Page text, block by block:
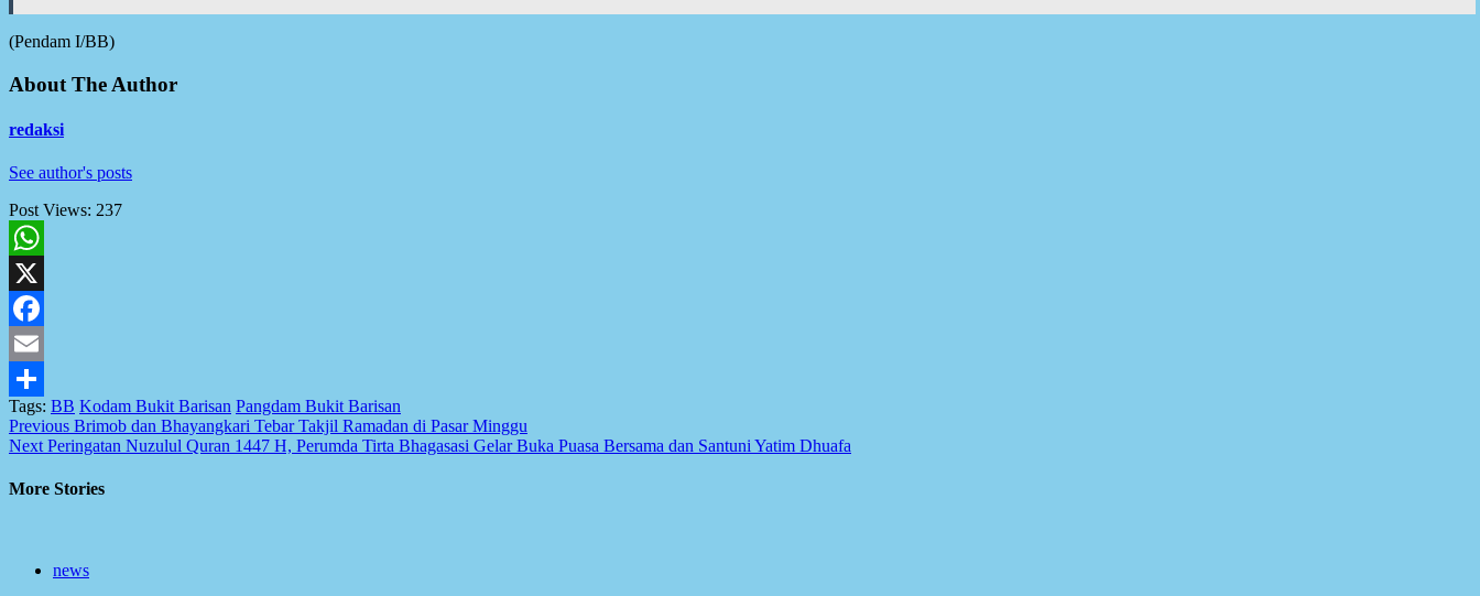
(Pendam I/BB)
About The Author
redaksi
See author's posts
Post Views: 237
WhatsApp
X
Facebook
Email
Share
Tags: BB Kodam Bukit Barisan Pangdam Bukit Barisan
Post
navigation
Previous Brimob dan Bhayangkari Tebar Takjil Ramadan di Pasar Minggu
Next Peringatan Nuzulul Quran 1447 H, Perumda Tirta Bhagasasi Gelar Buka Puasa Bersama dan Santuni Yatim Dhuafa
More Stories
news